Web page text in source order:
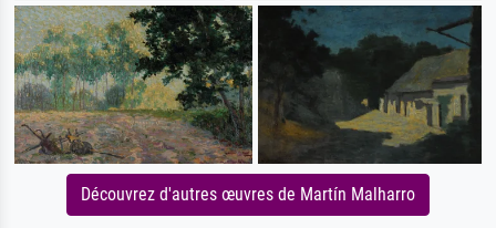
Découvrez d'autres œuvres de Martín Malharro